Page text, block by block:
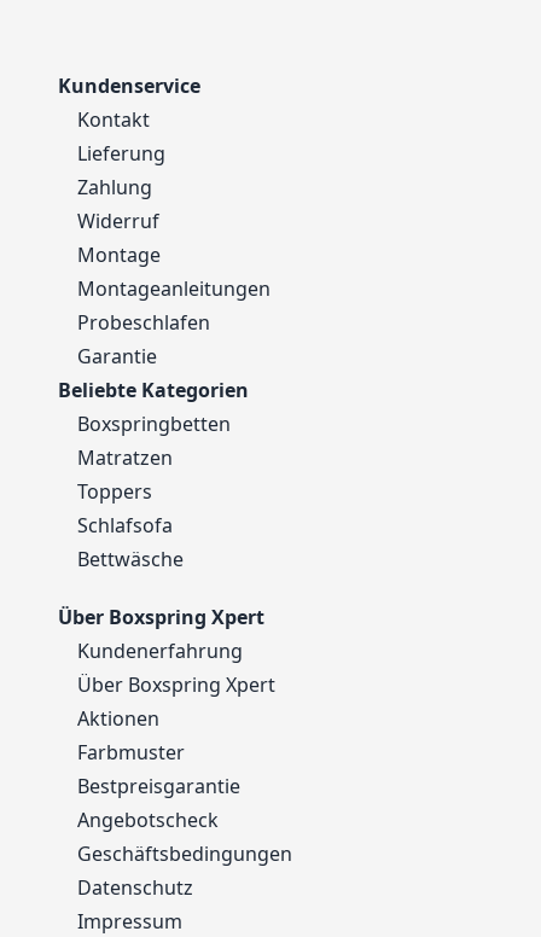
Kundenservice
Kontakt
Lieferung
Zahlung
Widerruf
Montage
Montageanleitungen
Probeschlafen
Garantie
Beliebte Kategorien
Boxspringbetten
Matratzen
Toppers
Schlafsofa
Bettwäsche
Über Boxspring Xpert
Kundenerfahrung
Über Boxspring Xpert
Aktionen
Farbmuster
Bestpreisgarantie
Angebotscheck
Geschäftsbedingungen
Datenschutz
Impressum